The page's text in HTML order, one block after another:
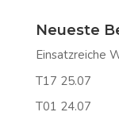
Neueste
Einsatzreiche
T17 25.07
T01 24.07